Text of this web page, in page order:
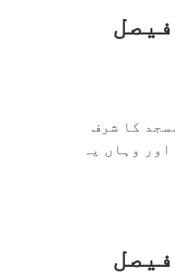
– شاہ فیصل
کا شرف
وہاں یہ
– شاہ فیصل